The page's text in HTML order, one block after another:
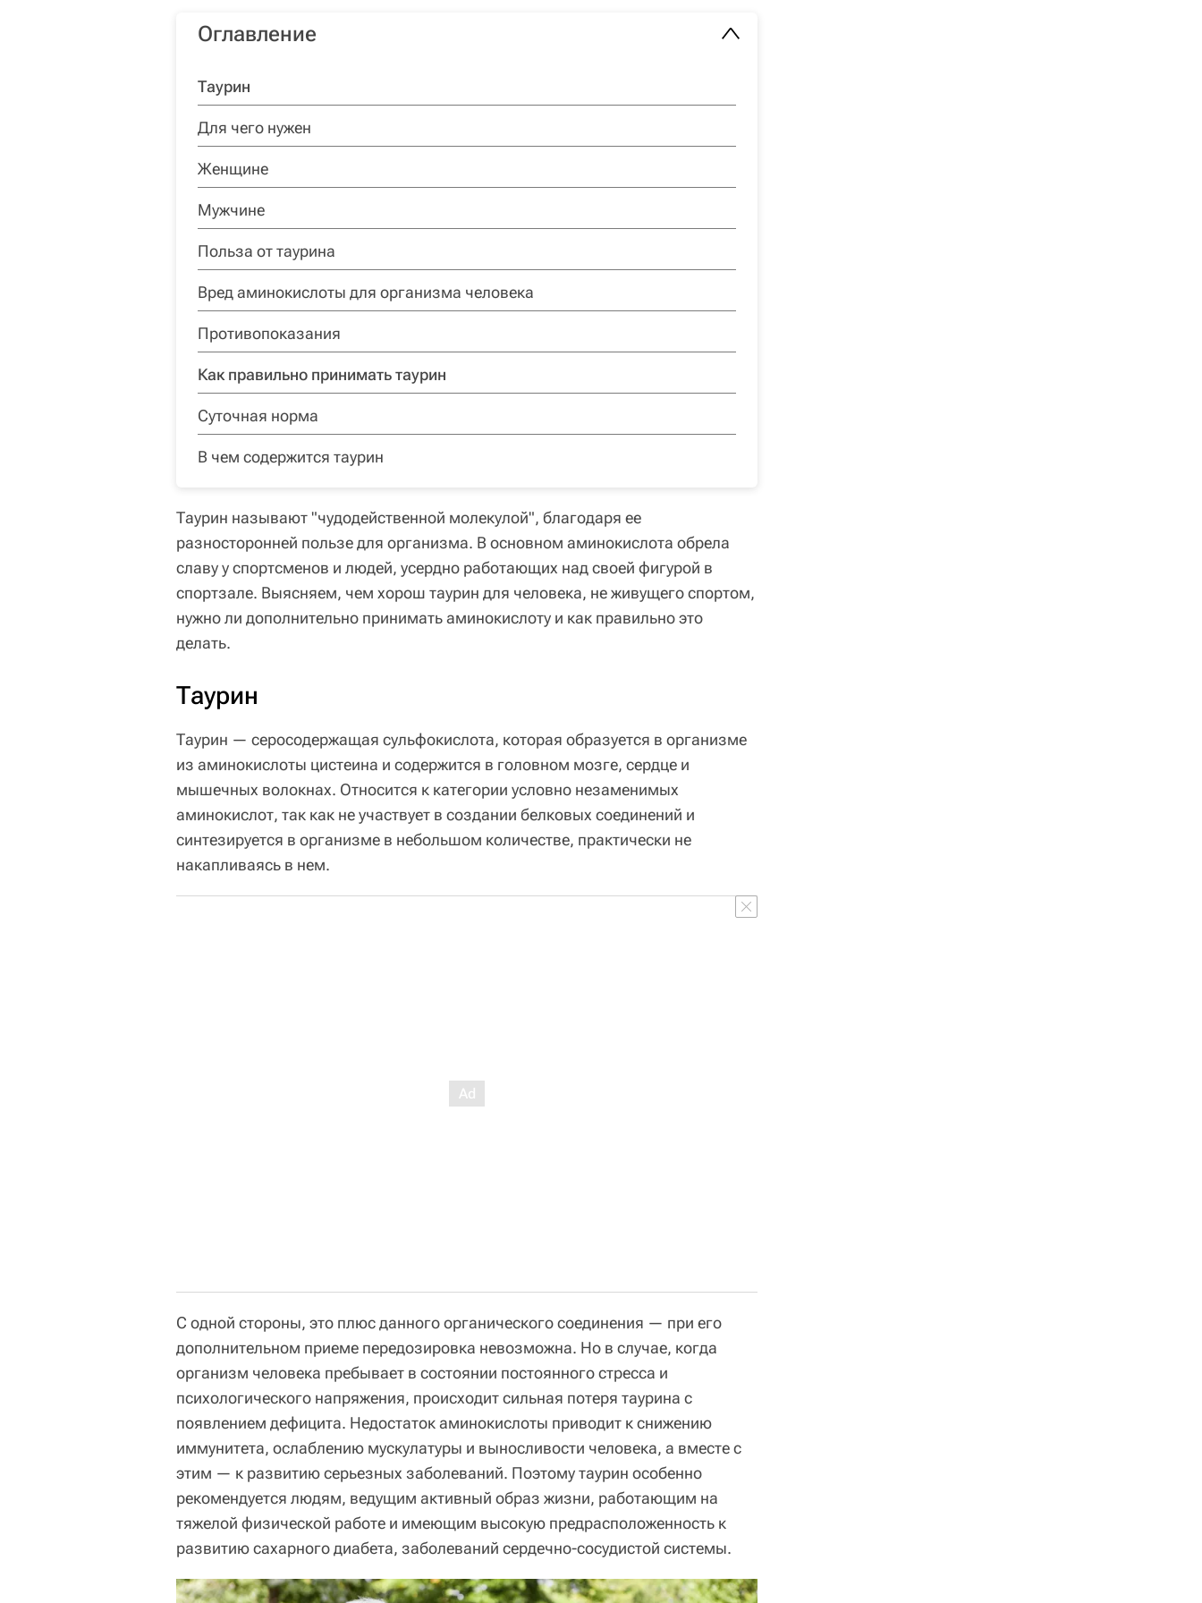
Оглавление
Таурин
Для чего нужен
Женщине
Мужчине
Польза от таурина
Вред аминокислоты для организма человека
Противопоказания
Как правильно принимать таурин
Суточная норма
В чем содержится таурин
Таурин называют "чудодейственной молекулой", благодаря ее
разносторонней пользе для организма. В основном аминокислота обрела
славу у спортсменов и людей, усердно работающих над своей фигурой в
спортзале. Выясняем, чем хорош таурин для человека, не живущего спортом,
нужно ли дополнительно принимать аминокислоту и как правильно это
делать.
Таурин
Таурин — серосодержащая сульфокислота, которая образуется в организме
из аминокислоты цистеина и содержится в головном мозге, сердце и
мышечных волокнах. Относится к категории условно незаменимых
аминокислот, так как не участвует в создании белковых соединений и
синтезируется в организме в небольшом количестве, практически не
накапливаясь в нем.
С одной стороны, это плюс данного органического соединения — при его
дополнительном приеме передозировка невозможна. Но в случае, когда
организм человека пребывает в состоянии постоянного стресса и
психологического напряжения, происходит сильная потеря таурина с
появлением дефицита. Недостаток аминокислоты приводит к снижению
иммунитета, ослаблению мускулатуры и выносливости человека, а вместе с
этим — к развитию серьезных заболеваний. Поэтому таурин особенно
рекомендуется людям, ведущим активный образ жизни, работающим на
тяжелой физической работе и имеющим высокую предрасположенность к
развитию сахарного диабета, заболеваний сердечно-сосудистой системы.